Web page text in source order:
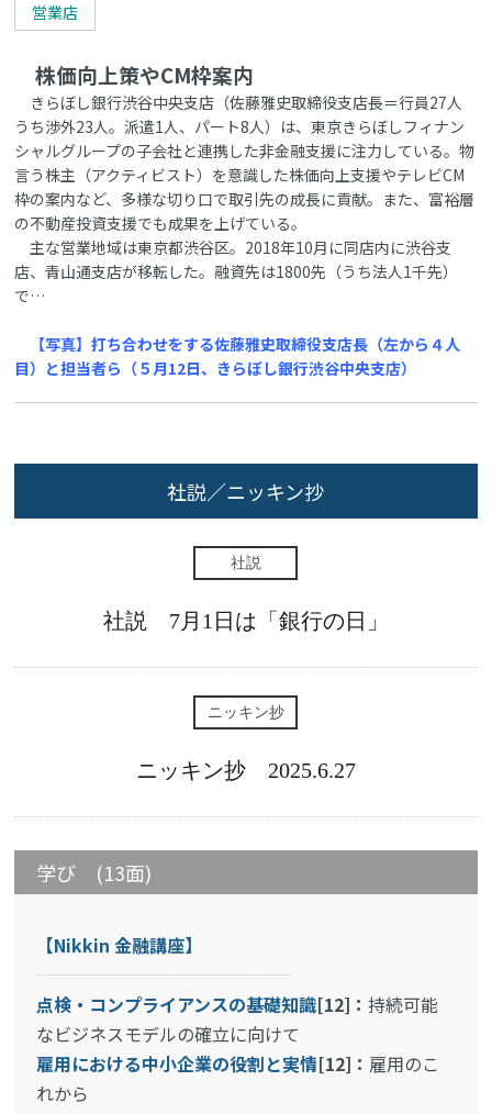
営業店
株価向上策やCM枠案内
きらぼし銀行渋谷中央支店（佐藤雅史取締役支店長＝行員27人
うち渉外23人。派遣1人、パート8人）は、東京きらぼしフィナン
シャルグループの子会社と連携した非金融支援に注力している。物
言う株主（アクティビスト）を意識した株価向上支援やテレビCM
枠の案内など、多様な切り口で取引先の成長に貢献。また、富裕層
の不動産投資支援でも成果を上げている。
主な営業地域は東京都渋谷区。2018年10月に同店内に渋谷支
店、青山通支店が移転した。融資先は1800先（うち法人1千先）
で…
【写真】打ち合わせをする佐藤雅史取締役支店長（左から４人
目）と担当者ら（５月12日、きらぼし銀行渋谷中央支店）
社説／ニッキン抄
社説
社説 7月1日は「銀行の日」
ニッキン抄
ニッキン抄 2025.6.27
学び (13面)
【Nikkin 金融講座】
点検・コンプライアンスの基礎知識[12]：持続可能
なビジネスモデルの確立に向けて
雇用における中小企業の役割と実情[12]： 雇用のこ
れから